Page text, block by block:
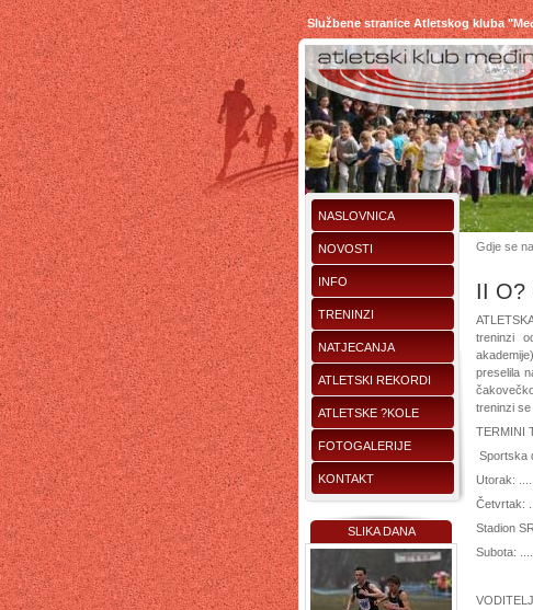
Službene stranice Atletskog kluba
NASLOVNICA
NOVOSTI
INFO
TRENINZI
NATJECANJA
ATLETSKI REKORDI
ATLETSKE ?KOLE
FOTOGALERIJE
KONTAKT
SLIKA DANA
Gdje se
II O?
treninzi
preselila
treninzi se
TERMINI
Sportska
Utorak:
Četvrtak:
Stadion
Subota: